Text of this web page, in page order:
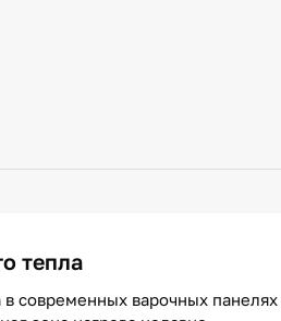
тепла
в современных варочных панелях